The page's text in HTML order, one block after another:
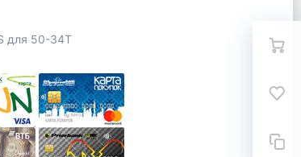
для 50-34T